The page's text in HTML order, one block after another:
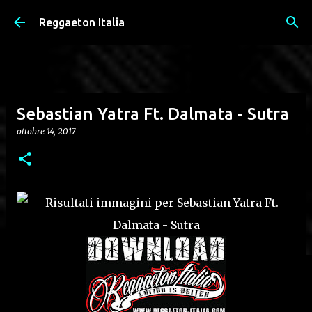
Passa ai contenuti principali
Reggaeton Italia
Sebastian Yatra Ft. Dalmata - Sutra
ottobre 14, 2017